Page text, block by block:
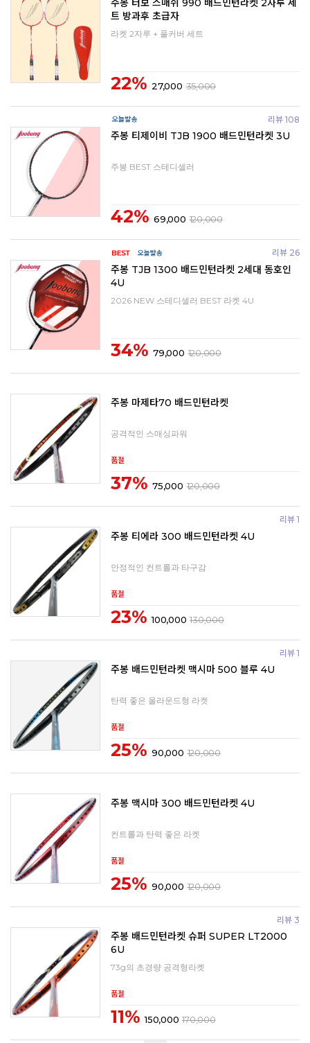
주봉 터보 스매쉬 990 배드민턴라켓 2자루 세
트 방과후 초급자
라켓 2자루 + 풀커버 세트
22% 27,000 35,000
리뷰 108
주봉 티제이비 TJB 1900 배드민턴라켓 3U
주봉 BEST 스테디셀러
42% 69,000 120,000
리뷰 26
주봉 TJB 1300 배드민턴라켓 2세대 동호인
4U
2026 NEW 스테디셀러 BEST 라켓 4U
34% 79,000 120,000
주봉 마제타70 배드민턴라켓
공격적인 스매싱파워
37% 75,000 120,000
품절
리뷰 1
주봉 티에라 300 배드민턴라켓 4U
안정적인 컨트롤과 타구감
23% 100,000 130,000
품절
리뷰 1
주봉 배드민턴라켓 맥시마 500 블루 4U
탄력 좋은 올라운드형 라켓
25% 90,000 120,000
품절
주봉 맥시마 300 배드민턴라켓 4U
컨트롤과 탄력 좋은 라켓
25% 90,000 120,000
품절
리뷰 3
주봉 배드민턴라켓 슈퍼 SUPER LT2000
6U
73g의 초경량 공격형라켓
11% 150,000 170,000
품절